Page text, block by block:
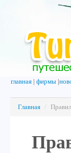
главная фирмы
Главная /